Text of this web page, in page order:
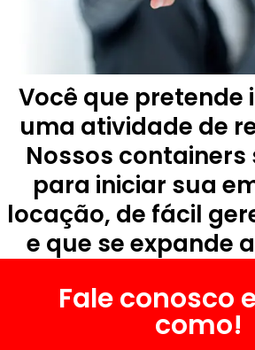
Você que pretende
uma atividade de
Nossos containers
para iniciar sua
locação, de fácil
e que se expande
Fale conosco
como!